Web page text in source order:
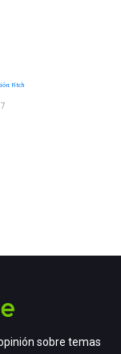
Fitch
sobre temas